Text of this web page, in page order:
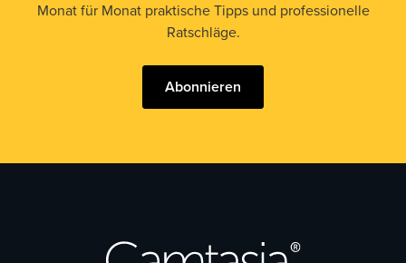
Monat für Monat praktische Tipps und professionelle
Ratschläge.
Abonnieren